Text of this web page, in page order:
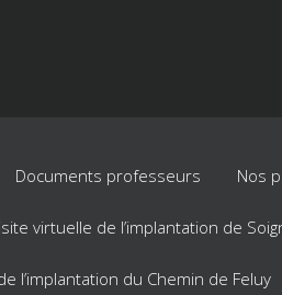
Documents professeurs Nos
virtuelle de l’implantation de
l’implantation du Chemin de Feluy